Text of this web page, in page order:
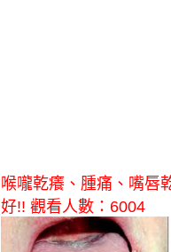
喉嚨乾癢、腫痛、嘴唇
好!! 觀看人數：6004